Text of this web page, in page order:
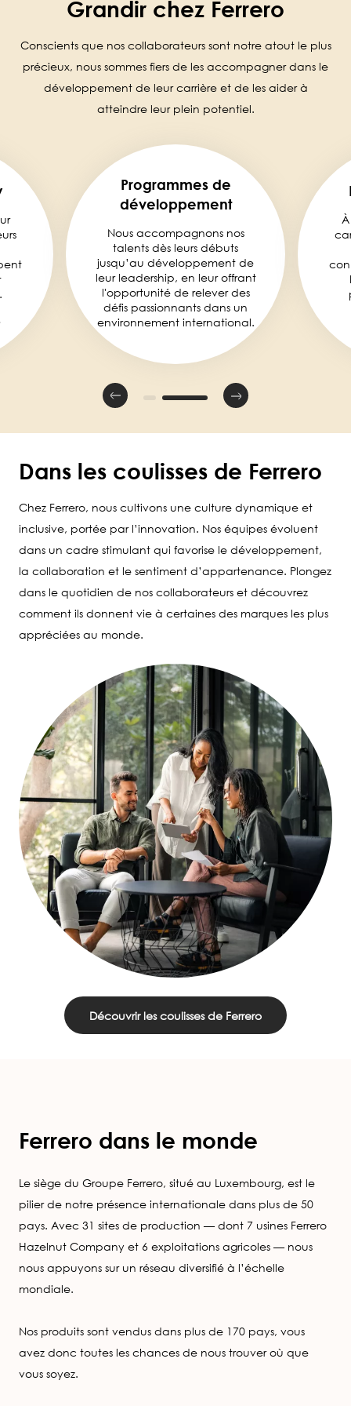
Grandir chez Ferrero
Conscients que nos collaborateurs sont notre atout le plus
précieux, nous sommes fiers de les accompagner dans le
développement de leur carrière et de les aider à
atteindre leur plein potentiel.
Programmes de
développement
Nous accompagnons nos
talents dès leurs débuts
jusqu’au développement de
leur leadership, en leur offrant
l'opportunité de relever des
défis passionnants dans un
environnement international.
Dans les coulisses de Ferrero
Chez Ferrero, nous cultivons une culture dynamique et
inclusive, portée par l’innovation. Nos équipes évoluent
dans un cadre stimulant qui favorise le développement,
la collaboration et le sentiment d’appartenance. Plongez
dans le quotidien de nos collaborateurs et découvrez
comment ils donnent vie à certaines des marques les plus
appréciées au monde.
Découvrir les coulisses de Ferrero
Ferrero dans le monde
Le siège du Groupe Ferrero, situé au Luxembourg, est le
pilier de notre présence internationale dans plus de 50
pays. Avec 31 sites de production — dont 7 usines Ferrero
Hazelnut Company et 6 exploitations agricoles — nous
nous appuyons sur un réseau diversifié à l’échelle
mondiale.
Nos produits sont vendus dans plus de 170 pays, vous
avez donc toutes les chances de nous trouver où que
vous soyez.